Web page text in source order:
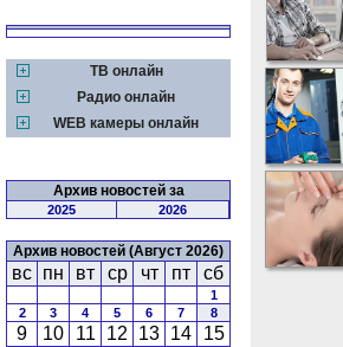
ТВ онлайн
Радио онлайн
WEB камеры онлайн
Архив новостей за
2025 2026
Архив новостей (Август 2026)
вс пн вт ср чт пт сб
1
2
3 4 5 6 7 8
9 10 11 12 13 14
15